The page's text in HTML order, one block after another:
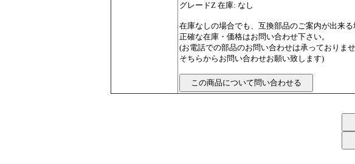
グレードZ 在庫: なし
在庫なしの場合でも、互換部品のご案内が出来る
正確な在庫・価格はお問い合わせ下さい。
(お電話での部品のお問い合わせは承っておりま
そちらからお問い合わせお願い致します)